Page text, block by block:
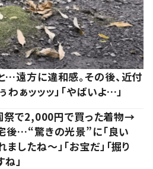
…遠方に違和感。その後、近付
ぁッッッ」「やばいよ…」
祭で2,000円で買った着物→
後…“驚きの光景”に「良い
したね～」「お宝だ」「掘り
」